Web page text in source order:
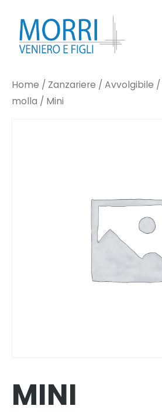
Home / Zanzariere / Avvolgibile /
molla / Mini
MINI